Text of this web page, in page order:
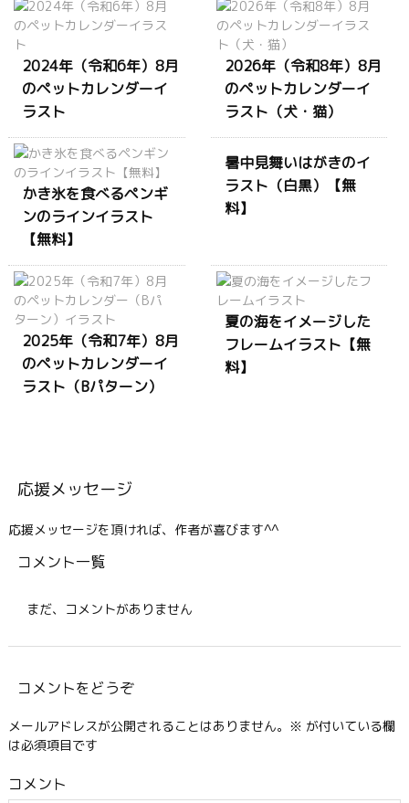
2024年（令和6年）8月
のペットカレンダーイ
ラスト
2026年（令和8年）8月
のペットカレンダーイ
ラスト（犬・猫）
かき氷を食べるペンギ
ンのラインイラスト
【無料】
暑中見舞いはがきのイ
ラスト（白黒）【無
料】
2025年（令和7年）8月
のペットカレンダーイ
ラスト（Bパターン）
夏の海をイメージした
フレームイラスト【無
料】
応援メッセージ
応援メッセージを頂ければ、作者が喜びます^^
コメント一覧
まだ、コメントがありません
コメントをどうぞ
メールアドレスが公開されることはありません。 ※ が付いている欄
は必須項目です
コメント